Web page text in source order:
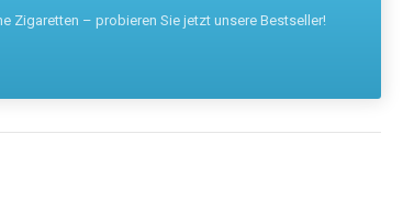
Zigaretten – probieren Sie jetzt unsere Bestseller!